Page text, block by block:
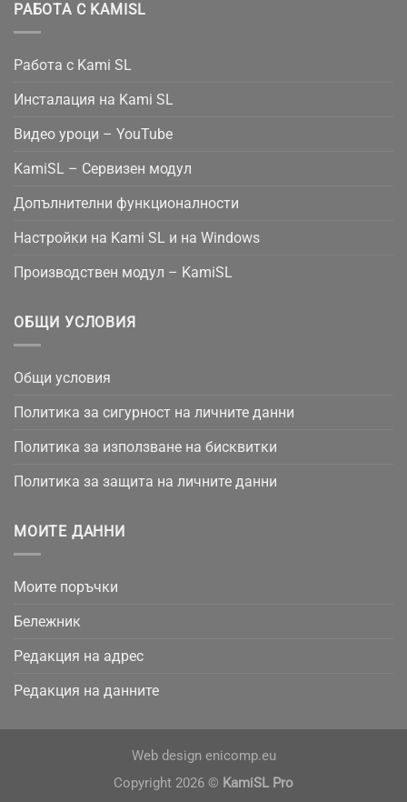
РАБОТА С KAMISL
Работа с Kami SL
Инсталация на Kami SL
Видео уроци – YouTube
KamiSL – Сервизен модул
Допълнителни функционалности
Настройки на Kami SL и на Windows
Производствен модул – KamiSL
ОБЩИ УСЛОВИЯ
Общи условия
Политика за сигурност на личните данни
Политика за използване на бисквитки
Политика за защита на личните данни
МОИТЕ ДАННИ
Моите поръчки
Бележник
Редакция на адрес
Редакция на данните
Web design enicomp.eu
Copyright 2026 © KamiSL Pro